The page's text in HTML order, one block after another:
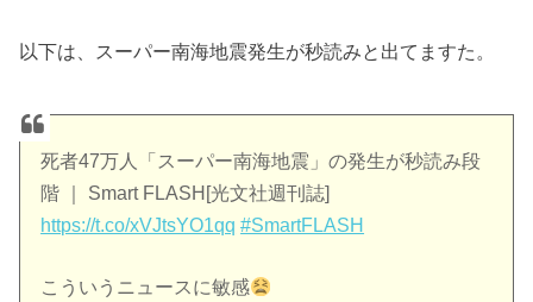
以下は、スーパー南海地震発生が秒読みと出てますた。
死者47万人「スーパー南海地震」の発生が秒読み段
階 ｜ Smart FLASH[光文社週刊誌]
https://t.co/xVJtsYO1qq #SmartFLASH
こういうニュースに敏感